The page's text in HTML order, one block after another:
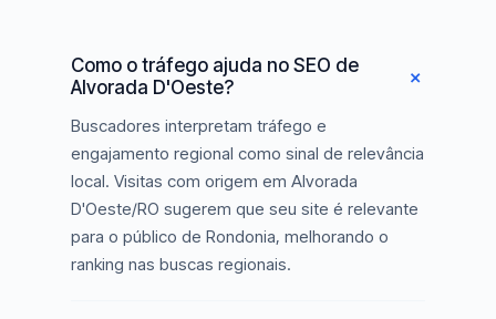
Como o tráfego ajuda no SEO de
Alvorada D'Oeste?
Buscadores interpretam tráfego e
engajamento regional como sinal de relevância
local. Visitas com origem em Alvorada
D'Oeste/RO sugerem que seu site é relevante
para o público de Rondonia, melhorando o
ranking nas buscas regionais.